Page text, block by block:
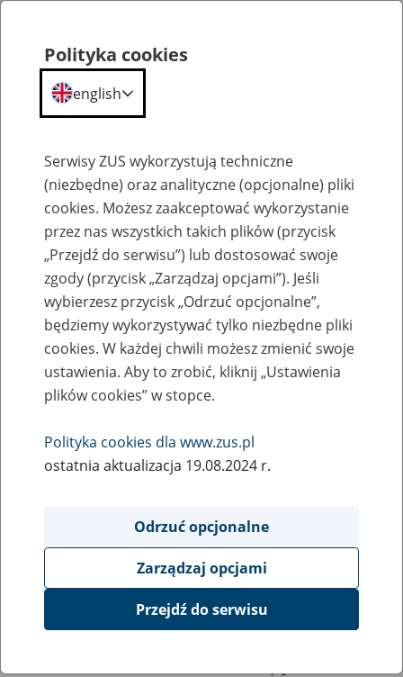
Szkolenia
Zaproś ZUS do siebie - zakładanie profili
eZUS w siedzibie Twojej firmy
Rodzaj wydarzenia
Szkolenia
obsługa klientów
Event description
Platforma Usług Elektronicznych ZUS eZUS
Polityka cookies
english
Serwisy ZUS wykorzystują techniczne
(niezbędne) oraz analityczne (opcjonalne) pliki
cookies. Możesz zaakceptować wykorzystanie
przez nas wszystkich takich plików (przycisk
„Przejdź do serwisu”) lub dostosować swoje
zgody (przycisk „Zarządzaj opcjami”). Jeśli
wybierzesz przycisk „Odrzuć opcjonalne”,
będziemy wykorzystywać tylko niezbędne pliki
cookies. W każdej chwili możesz zmienić swoje
ustawienia. Aby to zrobić, kliknij „Ustawienia
plików cookies” w stopce.
Polityka cookies dla www.zus.pl
ostatnia aktualizacja 19.08.2024 r.
Odrzuć opcjonalne
Zarządzaj opcjami
Przejdź do serwisu